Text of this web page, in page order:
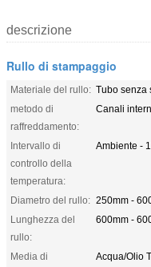
descrizione
Rullo di stampaggio
Materiale del rullo: Tubo senza
metodo di
raffreddamento:
Canali
Intervallo di
controllo della
temperatura:
Ambiente -
Diametro del rullo: 250mm -
Lunghezza del
rullo:
600mm -
Media di
Acqua/Olio